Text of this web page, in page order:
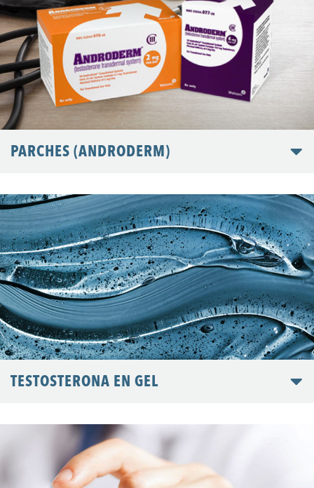
PARCHES (ANDRODERM)
TESTOSTERONA EN GEL